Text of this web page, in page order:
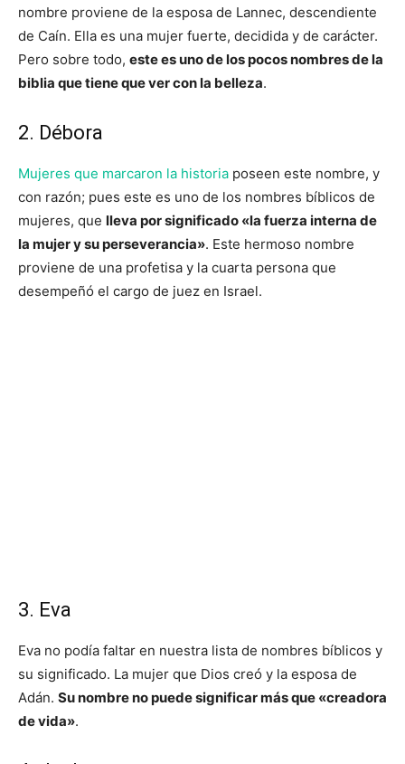
nombre proviene de la esposa de Lannec, descendiente
de Caín. Ella es una mujer fuerte, decidida y de carácter.
Pero sobre todo, este es uno de los pocos nombres de la
biblia que tiene que ver con la belleza.
2. Débora
Mujeres que marcaron la historia poseen este nombre, y
con razón; pues este es uno de los nombres bíblicos de
mujeres, que lleva por significado «la fuerza interna de
la mujer y su perseverancia». Este hermoso nombre
proviene de una profetisa y la cuarta persona que
desempeñó el cargo de juez en Israel.
3. Eva
Eva no podía faltar en nuestra lista de nombres bíblicos y
su significado. La mujer que Dios creó y la esposa de
Adán. Su nombre no puede significar más que «creadora
de vida».